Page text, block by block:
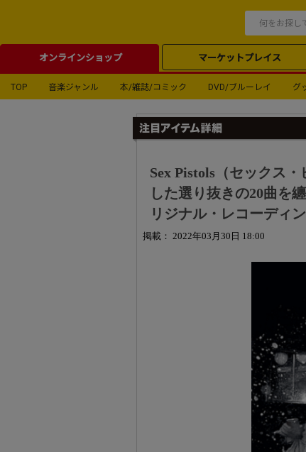
オンラインショップ マーケットプレイス
TOP 音楽ジャンル 本/雑誌/コミック DVD/ブルーレイ グ
Sex Pistols（セックス
した選り抜きの20曲を
リジナル・レコーディン
掲載： 2022年03月30日 18:00